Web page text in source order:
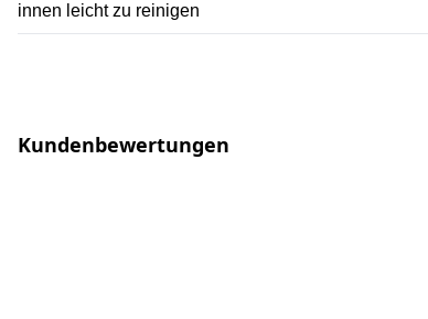
innen leicht zu reinigen
Kundenbewertungen